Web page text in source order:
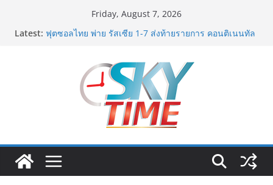
Friday, August 7, 2026
Latest: ฟุตซอลไทย พ่าย รัสเซีย 1-7 ส่งท้ายรายการ คอนติเนนทัล
52 บริษัท ทดสอบเส้นทางท่องเที่ยว Corporate ยกระดับ
ภาคตะวันออกสู่จุดหมายปลายทางคุณภาพ
ททท. ต้อนรับเที่ยวบินปฐมฤกษ์สายการบิน TransNusa
Airlines เส้นทางจาการ์ตา-กรุงเทพฯ เสริม Air
Connectivity ดึงนักท่องเที่ยวคุณภาพจากอินโดนีเซีย เริ่ม
เที่ยวแรกบินแรก 6 สิงหาคมนี้
ม.วลัยลักษณ์ จับมือ รพ.กรุงเทพสิริโรจน์ ยกระดับ
สารสนเทศการแพทย์-เวชศาสตร์ป้องกัน สู่ศูนย์กลางภาค
ใต้ตอนบน
มทร.กรุงเทพ โต้ข่าวเท็จยันดำเนินงานตามธรรมาภิบาล